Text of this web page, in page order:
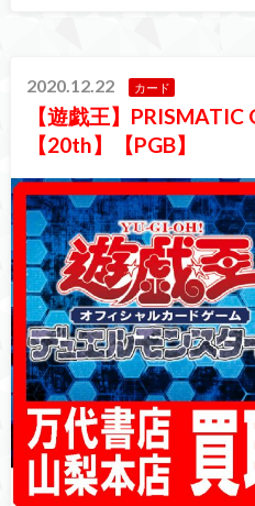
2020.12.22 カード
【遊戯王】
【20th】【PGB】